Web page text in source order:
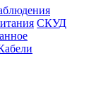
СКУД